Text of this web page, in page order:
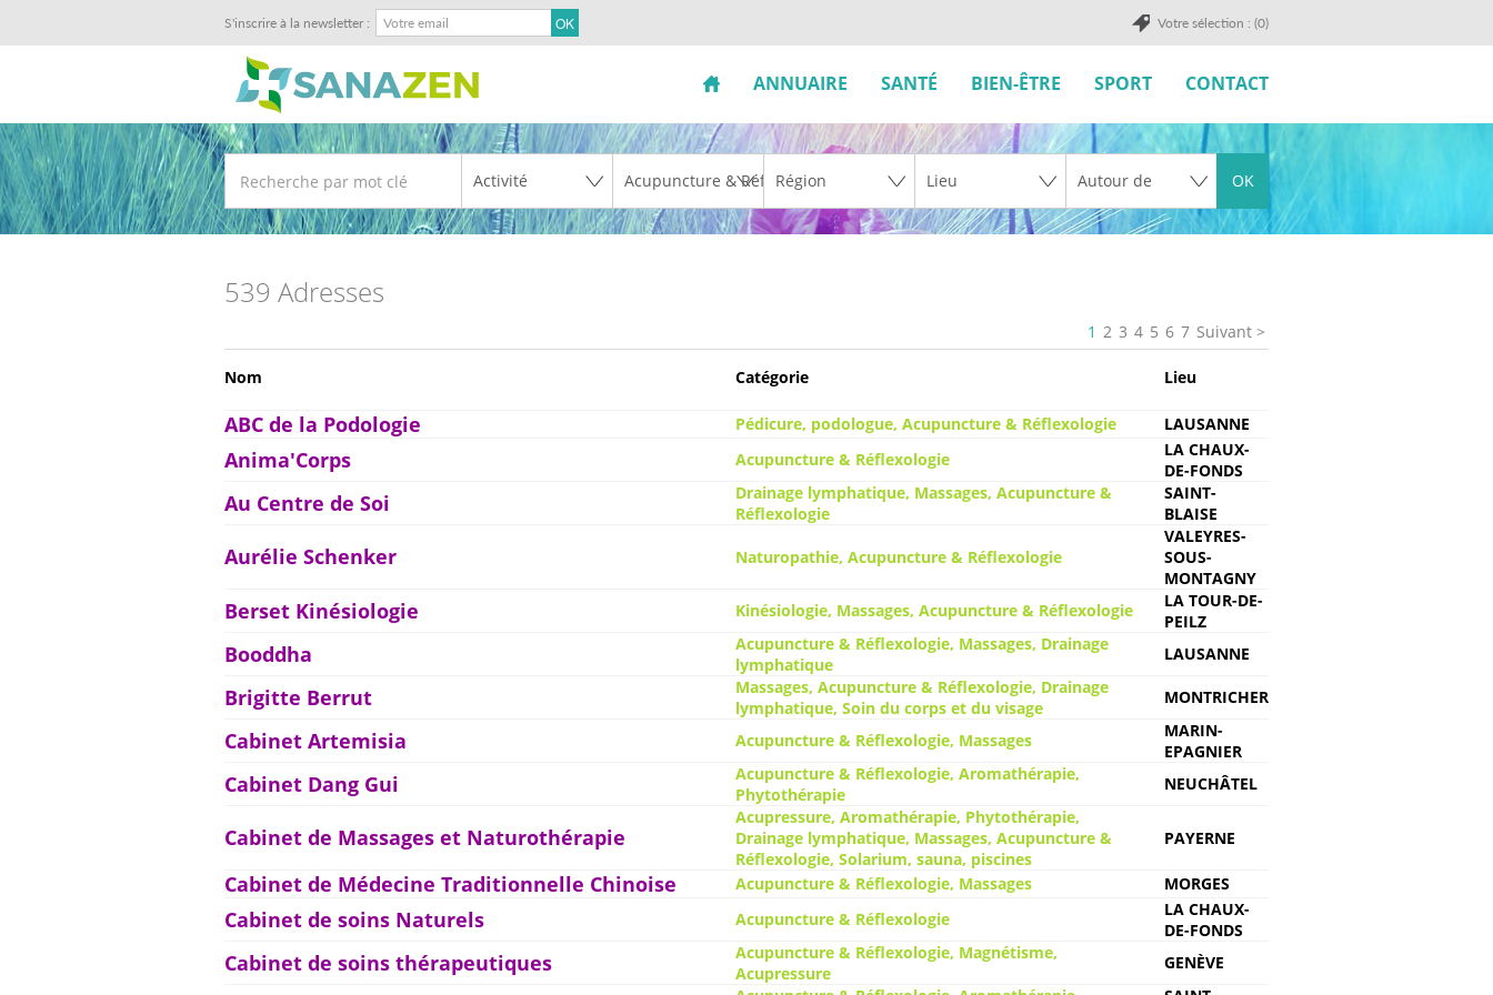
Votre sélection : (0)
S'inscrire à la newsletter :
ANNUAIRE SANTÉ BIEN-ÊTRE SPORT CONTACT
OK
539 Adresses
1 2 3 4 5 6 7 Suivant
Nom Catégorie Lieu
ABC de la Podologie Pédicure, podologue, Acupuncture & Réflexologie LAUSANNE
Anima'Corps Acupuncture & Réflexologie
LA CHAUX-
DE-FONDS
Au Centre de Soi
Drainage lymphatique, Massages, Acupuncture &
Réflexologie
SAINT-
BLAISE
Aurélie Schenker Naturopathie, Acupuncture & Réflexologie
VALEYRES-
SOUS-
MONTAGNY
Berset Kinésiologie Kinésiologie, Massages, Acupuncture & Réflexologie
LA TOUR-DE-
PEILZ
Booddha
Acupuncture & Réflexologie, Massages, Drainage
lymphatique
LAUSANNE
Brigitte Berrut
Massages, Acupuncture & Réflexologie, Drainage
lymphatique, Soin du corps et du visage
MONTRICHER
Cabinet Artemisia Acupuncture & Réflexologie, Massages
MARIN-
EPAGNIER
Cabinet Dang Gui
Acupuncture & Réflexologie, Aromathérapie,
Phytothérapie
NEUCHÂTEL
Cabinet de Massages et Naturothérapie
Acupressure, Aromathérapie, Phytothérapie,
Drainage lymphatique, Massages, Acupuncture &
Réflexologie, Solarium, sauna, piscines
PAYERNE
Cabinet de Médecine Traditionnelle Chinoise Acupuncture & Réflexologie, Massages MORGES
Cabinet de soins Naturels Acupuncture & Réflexologie
LA CHAUX-
DE-FONDS
Cabinet de soins thérapeutiques
Acupuncture & Réflexologie, Magnétisme,
Acupressure
GENÈVE